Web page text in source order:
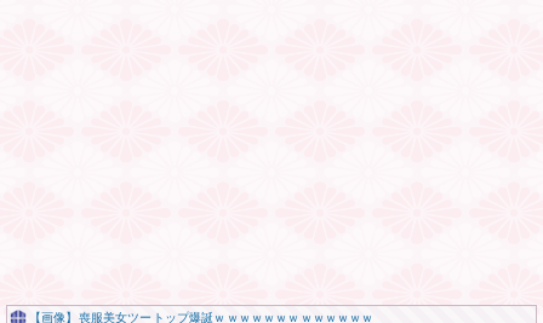
【画像】喪服美女ツートップ爆誕ｗｗｗｗｗｗｗｗｗｗｗｗｗ